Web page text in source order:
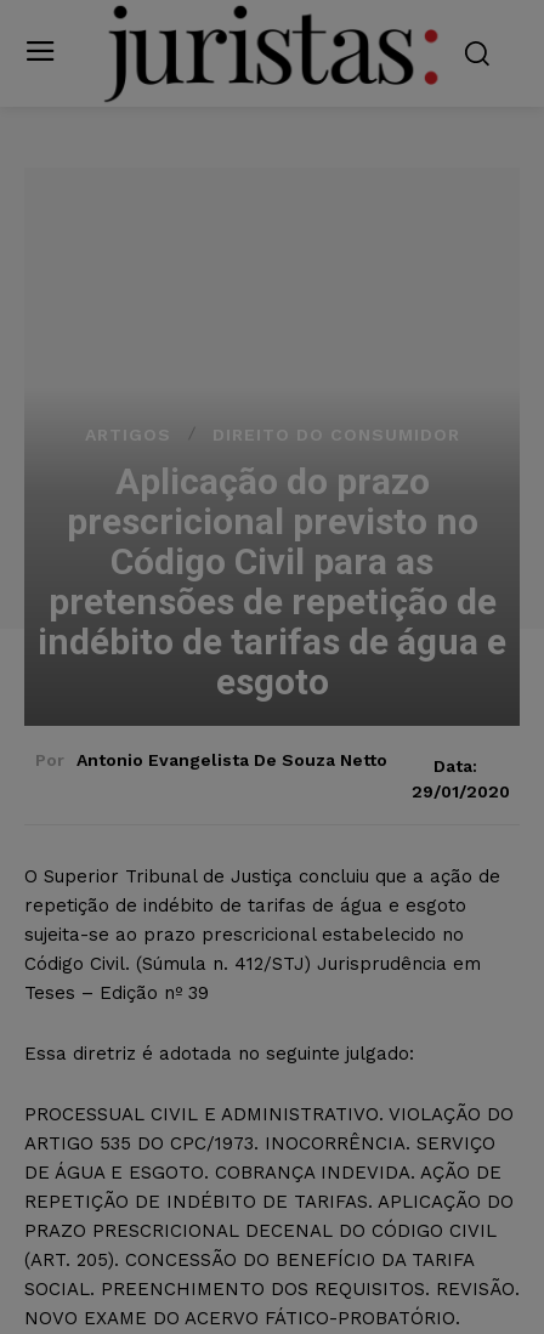
ARTIGOS DIREITO DO CONSUMIDOR
Aplicação do prazo
prescricional previsto no
Código Civil para as
pretensões de repetição de
indébito de tarifas de água e
esgoto
Por Antonio Evangelista De Souza Netto
Data:
29/01/2020
O Superior Tribunal de Justiça concluiu que a ação de
repetição de indébito de tarifas de água e esgoto
sujeita-se ao prazo prescricional estabelecido no
Código Civil. (Súmula n. 412/STJ) Jurisprudência em
Teses – Edição nº 39
Essa diretriz é adotada no seguinte julgado:
PROCESSUAL CIVIL E ADMINISTRATIVO. VIOLAÇÃO DO
ARTIGO 535 DO CPC/1973. INOCORRÊNCIA. SERVIÇO
DE ÁGUA E ESGOTO. COBRANÇA INDEVIDA. AÇÃO DE
REPETIÇÃO DE INDÉBITO DE TARIFAS. APLICAÇÃO DO
PRAZO PRESCRICIONAL DECENAL DO CÓDIGO CIVIL
(ART. 205). CONCESSÃO DO BENEFÍCIO DA TARIFA
SOCIAL. PREENCHIMENTO DOS REQUISITOS. REVISÃO.
NOVO EXAME DO ACERVO FÁTICO-PROBATÓRIO.